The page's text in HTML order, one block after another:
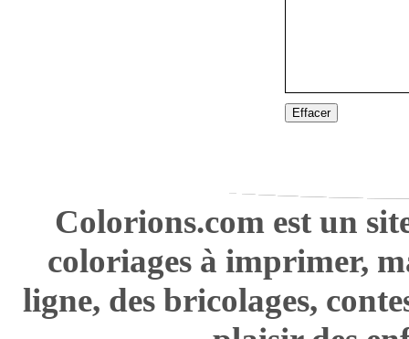
Effacer
Colorions.com est un
coloriages à imprimer,
ligne, des bricolages,